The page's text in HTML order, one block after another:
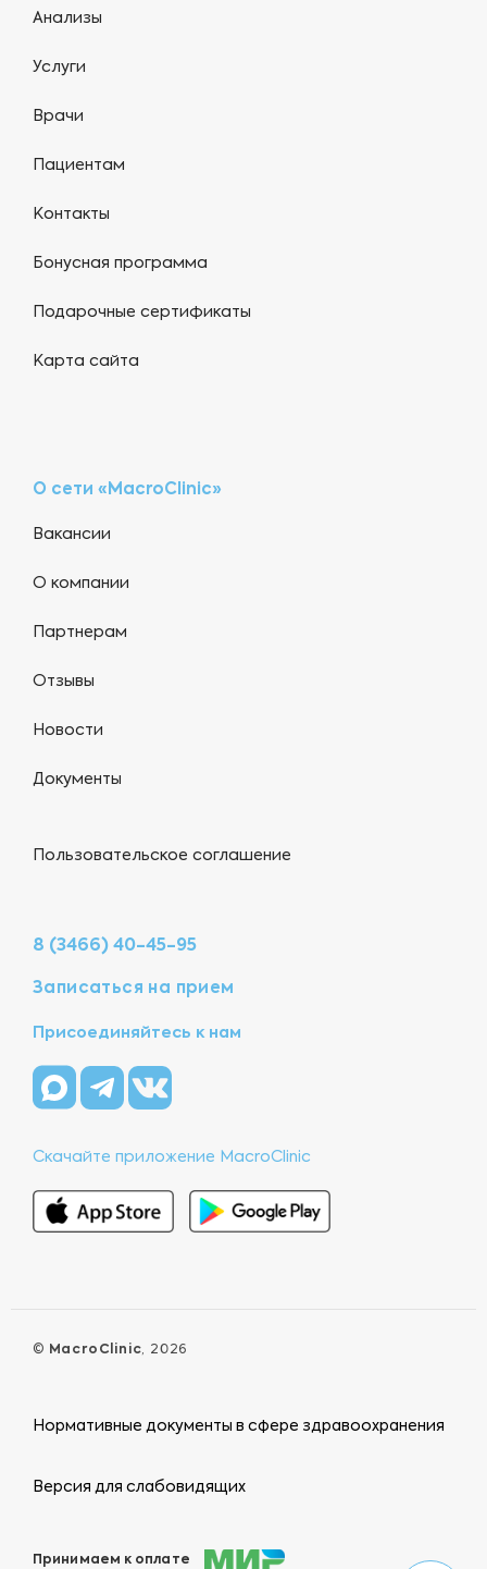
Анализы
Услуги
Врачи
Пациентам
Контакты
Бонусная программа
Подарочные сертификаты
Карта сайта
О сети «MacroClinic»
Вакансии
О компании
Партнерам
Отзывы
Новости
Документы
Пользовательское соглашение
8 (3466) 40-45-95
Записаться на прием
Присоединяйтесь к нам
Скачайте приложение MacroClinic
© MacroClinic, 2026
Нормативные документы в сфере здравоохранения
Версия для слабовидящих
Принимаем к оплате